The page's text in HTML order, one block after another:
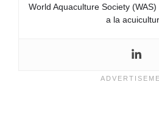
World Aquaculture Society
a la